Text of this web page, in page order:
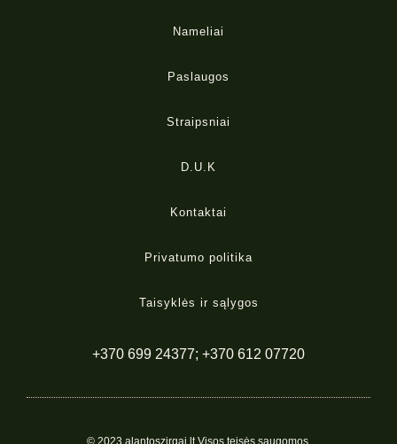
Nameliai
Paslaugos
Straipsniai
D.U.K
Kontaktai
Privatumo politika
Taisyklės ir sąlygos
+370 699 24377; +370 612 07720
© 2023 alantoszirgai.lt Visos teisės saugomos.